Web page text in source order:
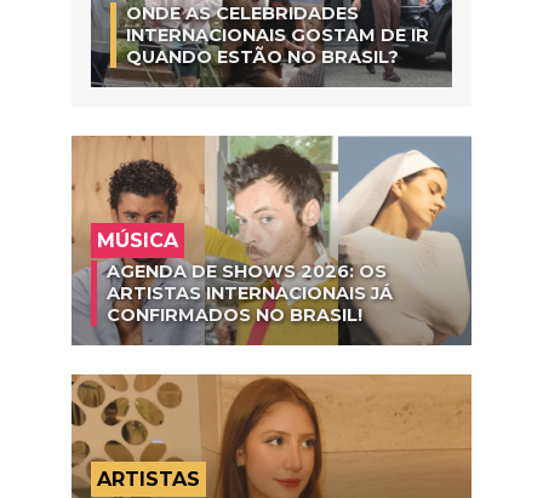
ONDE AS CELEBRIDADES
INTERNACIONAIS GOSTAM DE IR
QUANDO ESTÃO NO BRASIL?
MÚSICA
AGENDA DE SHOWS 2026: OS
ARTISTAS INTERNACIONAIS JÁ
CONFIRMADOS NO BRASIL!
ARTISTAS